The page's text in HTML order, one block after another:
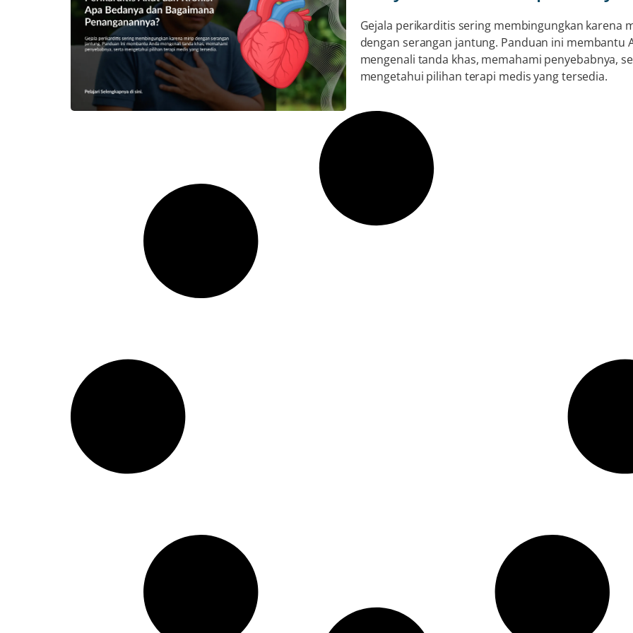
Gejala perikarditis sering membingungkan karena
dengan serangan jantung. Panduan ini membantu
mengenali tanda khas, memahami penyebabnya,
mengetahui pilihan terapi medis yang tersedia.